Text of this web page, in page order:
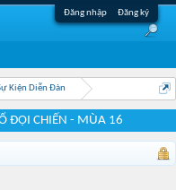
Đăng nhập Đăng ký
Kiện Diễn Đàn
ĐỘI CHIẾN - MÙA 16